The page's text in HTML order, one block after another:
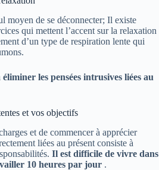
moyen de se déconnecter; Il existe
qui mettent l’accent sur la relaxation
d’un type de respiration lente qui
éliminer les pensées intrusives liées au
et vos objectifs
et de commencer à apprécier
liées au présent consiste à
Il est difficile de vivre dans
10 heures par jour .